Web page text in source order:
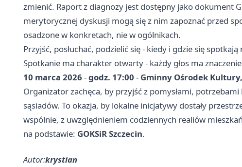
zmienić. Raport z diagnozy jest dostępny jako dokument
merytorycznej dyskusji mogą się z nim zapoznać przed
osadzone w konkretach, nie w ogólnikach.
Przyjść, posłuchać, podzielić się - kiedy i gdzie się spotkają
Spotkanie ma charakter otwarty - każdy głos ma
10 marca 2026 -godz. 17:00 - Gminny Ośrodek
Organizator zachęca, by przyjść z pomysłami,
sąsiadów. To okazja, by lokalne inicjatywy dostały
wspólnie, z uwzględnieniem codziennych realiów
na podstawie: GOKSiR Szczecin.
Autor:krystian